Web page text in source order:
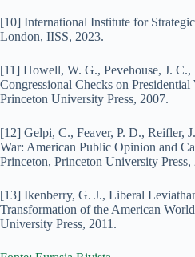
[10] International Institute for
London, IISS, 2023.
[11] Howell, W. G., Pevehouse, J.
Congressional Checks on
Princeton University Press, 2007.
[12] Gelpi, C., Feaver, P. D., Reifler,
War: American Public Opinion and
Princeton, Princeton University Press,
[13] Ikenberry, G. J., Liberal
Transformation of the American
University Press, 2011.